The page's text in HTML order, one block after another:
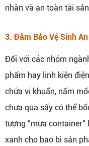
nhân và an toàn tài
3. Đảm Bảo Vệ Sinh
Đối với các nhóm
phẩm hay linh kiện
chứa vi khuẩn, nấm
chưa qua sấy có thể
tượng "mưa container"
xanh cho bao bì sản